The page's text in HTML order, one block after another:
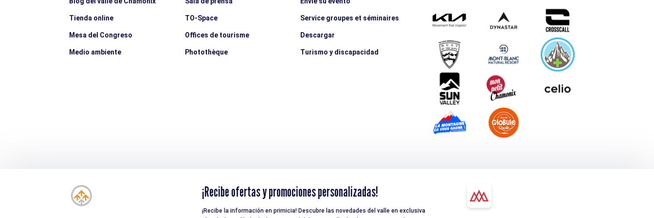
Tienda online
Mesa del Congreso
Medio ambiente
TO-Space
Offices de tourisme
Photothèque
Service groupes et séminaires
Descargar
Turismo y discapacidad
¡Recibe ofertas y promociones personalizadas!
¡Recibe la información en primicia! Descubre las novedades del valle en exclusiva